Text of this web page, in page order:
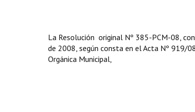
La Resolución original Nº 385-PCM-08,
de 2008, según consta en el Acta Nº 919/
Orgánica Municipal,